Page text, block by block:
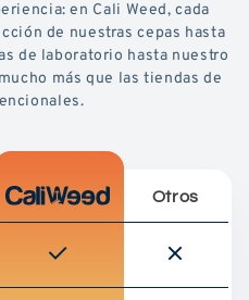
en Cali Weed, cada
de nuestras cepas hasta
de laboratorio hasta nuestro
más que las tiendas de
Otros